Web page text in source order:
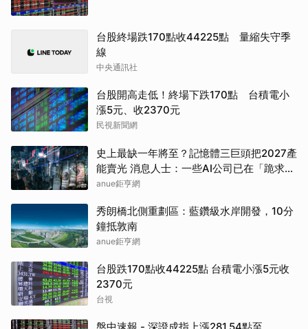
台股終場跌170點收44225點 量縮失守季
線
中央通訊社
台股開高走低！終場下跌170點 台積電小
漲5元、收2370元
民視新聞網
史上最缺一年將至？記憶體三巨頭把2027產
能賣光 消息人士：一些AI公司已在「跪求晶
片」
anue鉅亨網
秀朗橋北側重劃區：藍鑽級水岸開發，10分
鐘抵敦南
anue鉅亨網
台股跌170點收44225點 台積電小漲5元收
2370元
台視